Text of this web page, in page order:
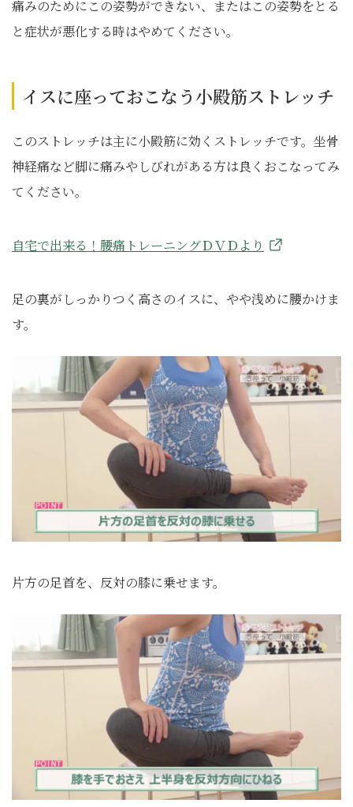
痛みのためにこの姿勢ができない、またはこの姿勢をとる
と症状が悪化する時はやめてください。
イスに座っておこなう小殿筋ストレッチ
このストレッチは主に小殿筋に効くストレッチです。坐骨
神経痛など脚に痛みやしびれがある方は良くおこなってみ
てください。
自宅で出来る！腰痛トレーニングＤＶＤより
足の裏がしっかりつく高さのイスに、やや浅めに腰かけま
す。
片方の足首を、反対の膝に乗せます。